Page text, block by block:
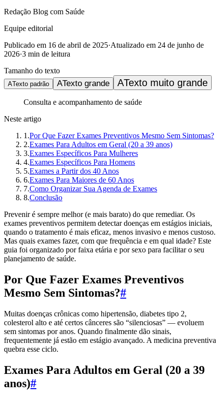
Redação Blog com Saúde
Equipe editorial
Publicado em 16 de abril de 2025·Atualizado em 24 de junho de
2026·3 min de leitura
Tamanho do texto
ATexto padrão ATexto grande ATexto muito grande
Consulta e acompanhamento de saúde
Neste artigo
1 .Por Que Fazer Exames Preventivos Mesmo Sem Sintomas?
2.Exames Para Adultos em Geral (20 a 39 anos)
3.Exames Específicos Para Mulheres
4.Exames Específicos Para Homens
5.Exames a Partir dos 40 Anos
6.Exames Para Maiores de 60 Anos
7.Como Organizar Sua Agenda de Exames
8.Conclusão
Prevenir é sempre melhor (e mais barato) do que remediar. Os
exames preventivos permitem detectar doenças em estágios iniciais,
quando o tratamento é mais eficaz, menos invasivo e menos custoso.
Mas quais exames fazer, com que frequência e em qual idade? Este
guia foi organizado por faixa etária e por sexo para facilitar o seu
planejamento de saúde.
Por Que Fazer Exames Preventivos
Mesmo Sem Sintomas?#
Muitas doenças crônicas como hipertensão, diabetes tipo 2,
colesterol alto e até certos cânceres são “silenciosas” — evoluem
sem sintomas por anos. Quando finalmente dão sinais,
frequentemente já estão em estágio avançado. A medicina preventiva
quebra esse ciclo.
Exames Para Adultos em Geral (20 a 39
anos)#